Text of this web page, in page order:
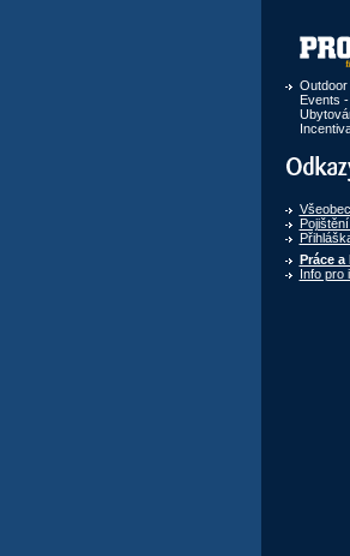
Outdoor
Events
Odkazy
Práce
Info pro